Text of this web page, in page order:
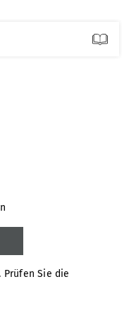
Prüfen Sie die
gewünschten